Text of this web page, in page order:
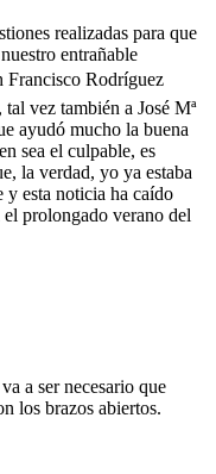
realizadas para que
entrañable
Francisco Rodríguez
vez también a José Mª
ayudó mucho la buena
sea el culpable, es
la verdad, yo ya estaba
y esta noticia ha caído
prolongado verano del
a ser necesario que
los brazos abiertos.